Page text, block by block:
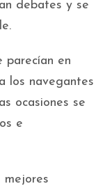
debates y se
parecían en
los navegantes
ocasiones se
e
mejores